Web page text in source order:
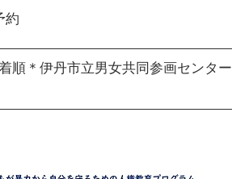
約
順＊伊丹市立男女共同参画センター